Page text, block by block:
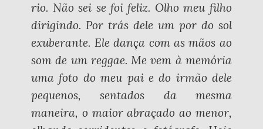
rio. Não sei se foi feliz. Olho meu filho
dirigindo. Por trás dele um por do sol
exuberante. Ele dança com as mãos ao
som de um reggae. Me vem à memória
uma foto do meu pai e do irmão dele
pequenos, sentados da mesma
maneira, o maior abraçado ao menor,